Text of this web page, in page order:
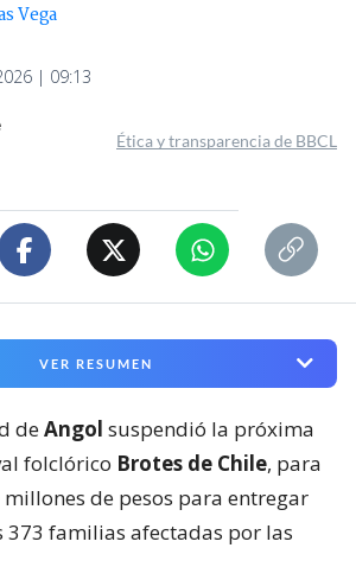
Vega
| 09:13
Ética y transparencia de BBCL
VER RESUMEN
deAngol suspendió la próxima
folclórico Brotes de Chile, para
de pesos para entregar
373 familias afectadas por las